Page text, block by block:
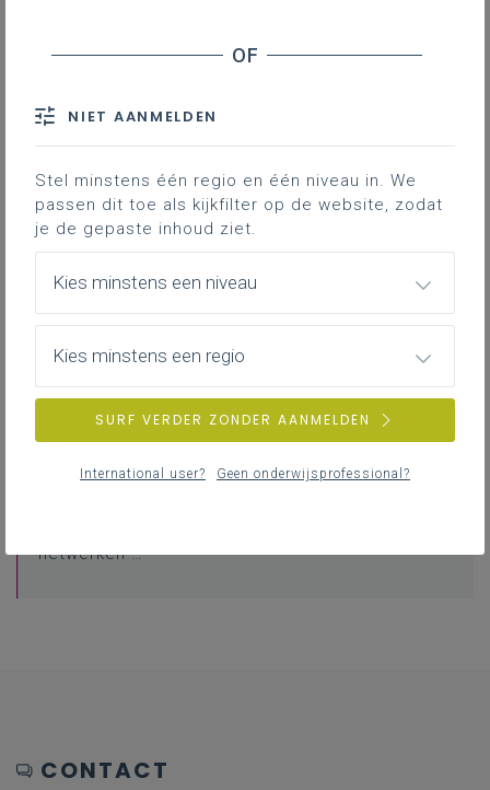
Inspirerend materiaal
Didactische tips, ondersteunende documenten,
duiding bij leerinhouden …
Basisinformatie
Literatuur, onderzoek, regelgeving, interessante
websites …
netwerken …
CONTACT
NIET AANMELDEN
Stel minstens één regio en één niveau in. We
passen dit toe als kijkfilter op de website, zodat
je de gepaste inhoud ziet.
Kies minstens een niveau
Kies minstens een regio
SURF VERDER ZONDER AANMELDEN
International user? Geen onderwijsprofessional?